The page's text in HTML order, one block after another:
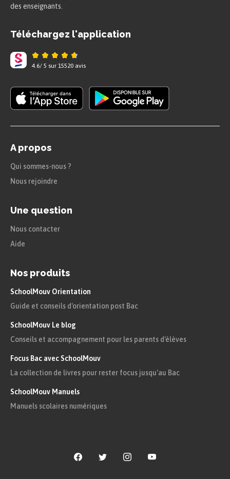
La petite poule rousse est seule, elle
toujours bien sa maison quand elle sort.
« Elle était trop fine et trop prudente.
Toutes les fois qu'elle sortait, elle
fermait sa porte, et prenait sa clef, et
quand elle rentrait, elle s'enfermait
habile et rusé. Tous les deux ont très
envie de manger une poule :
« ― Mets la grande marmite sur le feu,
notre souper. »
personnage. Cela permet d’éviter de répéter
toujours les mêmes noms et permet de donner
des informations plus précises sur les
personnages.
Les personnages peuvent être nommés
par leur nom, leur prénom.
remplacés par un groupe de mots qui
des enseignants.
Téléchargez l'application
4.6/ 5 sur 15520 avis
A propos
Qui sommes-nous ?
Nous rejoindre
Une question
Nous contacter
Aide
Nos produits
SchoolMouv Orientation
Guide et conseils d'orientation post Bac
SchoolMouv Le blog
Conseils et accompagnement pour les parents d'élèves
Focus Bac avec SchoolMouv
La collection de livres pour rester focus jusqu'au Bac
SchoolMouv Manuels
Manuels scolaires numériques